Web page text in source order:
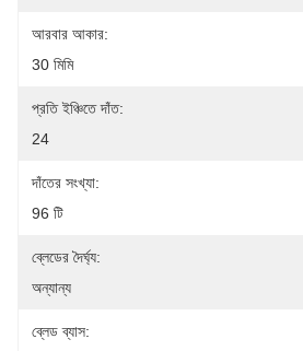
আরবার আকার:
30 মিমি
প্রতি ইঞ্চিতে দাঁত:
24
দাঁতের সংখ্যা:
96 টি
ব্লেডের দৈর্ঘ্য:
অন্যান্য
ব্লেড ব্যাস: